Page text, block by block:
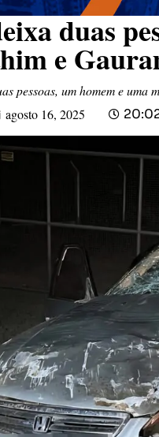
duas
e
pessoas, um homem e uma
agosto 16, 2025